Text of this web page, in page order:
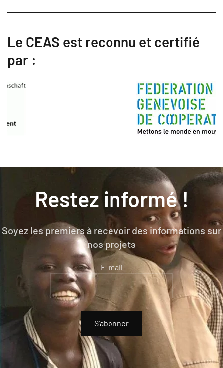
Le CEAS est reconnu et certifié
par :
Restez informé !
Soyez les premiers à recevoir des informations sur
nos projets
E-mail
S’abonner